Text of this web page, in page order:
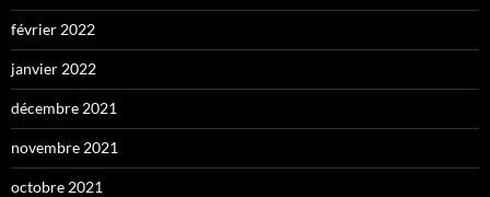
février 2022
janvier 2022
décembre 2021
novembre 2021
octobre 2021